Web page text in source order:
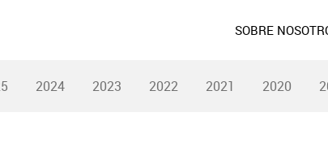
SOBRE
2024 2023 2022 2021 2020